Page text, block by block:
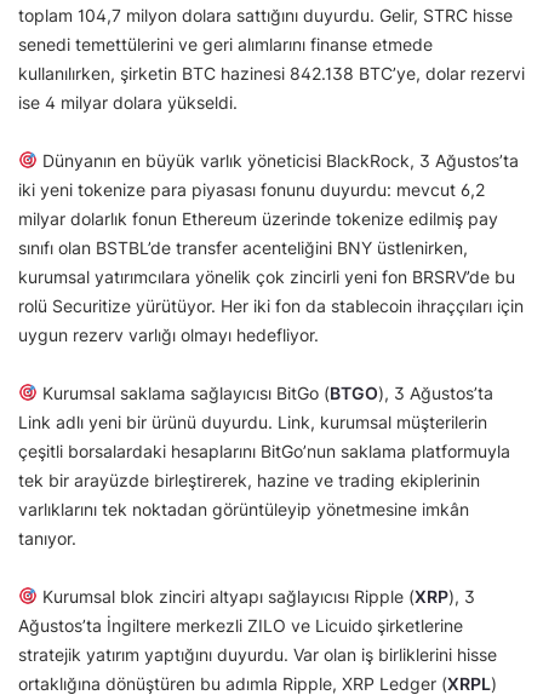
toplam 104,7 milyon dolara sattığını duyurdu. Gelir, STRC hisse
senedi temettülerini ve geri alımlarını finanse etmede
kullanılırken, şirketin BTC hazinesi 842.138 BTC’ye, dolar rezervi
ise 4 milyar dolara yükseldi.
Dünyanın en büyük varlık yöneticisi BlackRock, 3 Ağustos’ta
iki yeni tokenize para piyasası fonunu duyurdu: mevcut 6,2
milyar dolarlık fonun Ethereum üzerinde tokenize edilmiş pay
sınıfı olan BSTBL’de transfer acenteliğini BNY üstlenirken,
kurumsal yatırımcılara yönelik çok zincirli yeni fon BRSRV’de bu
rolü Securitize yürütüyor. Her iki fon da stablecoin ihraççıları için
uygun rezerv varlığı olmayı hedefliyor.
Kurumsal saklama sağlayıcısı BitGo (BTGO), 3 Ağustos’ta
Link adlı yeni bir ürünü duyurdu. Link, kurumsal müşterilerin
çeşitli borsalardaki hesaplarını BitGo’nun saklama platformuyla
tek bir arayüzde birleştirerek, hazine ve trading ekiplerinin
varlıklarını tek noktadan görüntüleyip yönetmesine imkân
tanıyor.
Kurumsal blok zinciri altyapı sağlayıcısı Ripple (XRP), 3
Ağustos’ta İngiltere merkezli ZILO ve Licuido şirketlerine
stratejik yatırım yaptığını duyurdu. Var olan iş birliklerini hisse
ortaklığına dönüştüren bu adımla Ripple, XRP Ledger (XRPL)